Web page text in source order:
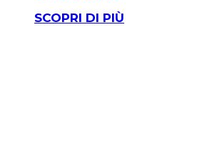
SCOPRI DI PIÙ